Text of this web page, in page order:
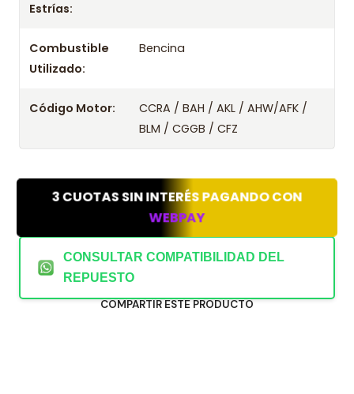
Estrías:
Combustible
Utilizado:
Bencina
Código Motor:
CCRA / BAH / AKL / AHW/AFK /
BLM / CGGB / CFZ
3 CUOTAS SIN INTERÉS PAGANDO CON
WEBPAY
CONSULTAR COMPATIBILIDAD DEL
REPUESTO
COMPARTIR ESTE PRODUCTO